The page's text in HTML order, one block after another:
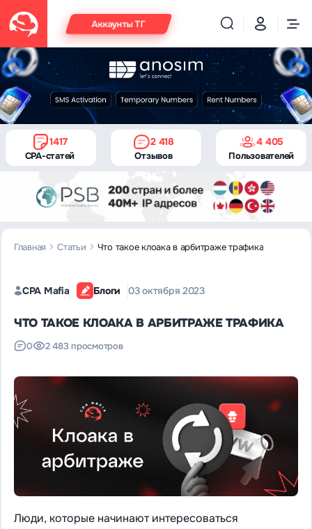
Аккаунты ТГ
1417
CPA-статей
2 418
Отзывов
4 405
Пользователей
Главная Статьи Что такое клоака в арбитраже трафика
CPA Mafia Блоги 03 октября 2023
ЧТО ТАКОЕ КЛОАКА В АРБИТРАЖЕ ТРАФИКА
0 2 483 просмотров
Люди, которые начинают интересоваться